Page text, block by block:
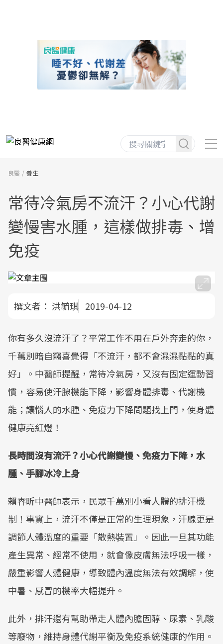
良醫 養生
常待冷氣房不流汗？小心代謝
變慢害水腫，這樣做排毒、增
免疫
撰文者： 洪毓琪 2019-04-12
你有多久沒流汗了？平常工作不用在戶外奔走的你，
千萬別暗自竊喜覺得「不流汗，都不會濕濕黏黏的真
好」。中醫師提醒，常待冷氣房，又沒有固定運動習
慣，容易使汗腺機能下降，影響身體排毒、代謝機
能；讓惱人的水腫、免疫力下降問題找上門，使身體
健康亮紅燈！
長時間沒有流汗？小心代謝變慢、免疫力下降，水
腫、手腳冰冷上身
賴睿昕中醫師表示，民眾千萬別小看人體的排汗機
制！事實上，流汗不僅是正常的生理現象，汗腺更是
調節人體溫度的重要「散熱裝置」。因此一旦其功能
產生異常、經常不使用，就會像皮膚無法呼吸一樣，
嚴重影響人體健康，導致體內溫度無法有效調解，使
中暑、感冒的機率大幅提升。
此外，排汗還有幫助帶走人體內膽固醇、尿素、乳酸
等廢物，維持身體代謝平衡及免疫系統健康的作用。